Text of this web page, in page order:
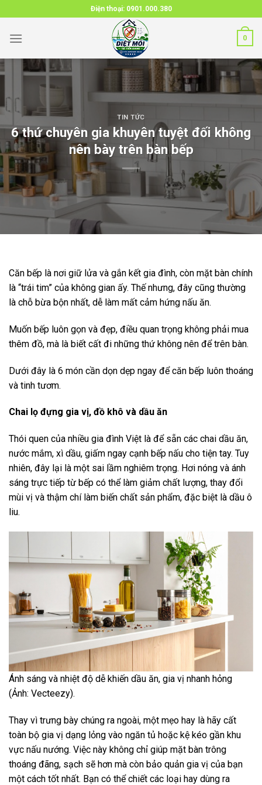
to
content
Điện thoại: 0901.000.380
0
TIN TỨC
6 thứ chuyên gia khuyên tuyệt đối không
nên bày trên bàn bếp
Căn bếp là nơi giữ lửa và gắn kết gia đình, còn mặt bàn chính
là “trái tim” của không gian ấy. Thế nhưng, đây cũng thường
là chỗ bừa bộn nhất, dễ làm mất cảm hứng nấu ăn.
Muốn bếp luôn gọn và đẹp, điều quan trọng không phải mua
thêm đồ, mà là biết cất đi những thứ không nên để trên bàn.
Dưới đây là 6 món cần dọn dẹp ngay để căn bếp luôn thoáng
và tinh tươm.
Chai lọ đựng gia vị, đồ khô và dầu ăn
Thói quen của nhiều gia đình Việt là để sẵn các chai dầu ăn,
nước mắm, xì dầu, giấm ngay cạnh bếp nấu cho tiện tay. Tuy
nhiên, đây lại là một sai lầm nghiêm trọng. Hơi nóng và ánh
sáng trực tiếp từ bếp có thể làm giảm chất lượng, thay đổi
mùi vị và thậm chí làm biến chất sản phẩm, đặc biệt là dầu ô
liu.
Ánh sáng và nhiệt độ dễ khiến dầu ăn, gia vị nhanh hỏng
(Ảnh: Vecteezy).
Thay vì trưng bày chúng ra ngoài, một mẹo hay là hãy cất
toàn bộ gia vị dạng lỏng vào ngăn tủ hoặc kệ kéo gần khu
vực nấu nướng. Việc này không chỉ giúp mặt bàn trông
thoáng đãng, sạch sẽ hơn mà còn bảo quản gia vị của bạn
một cách tốt nhất. Bạn có thể chiết các loại hay dùng ra